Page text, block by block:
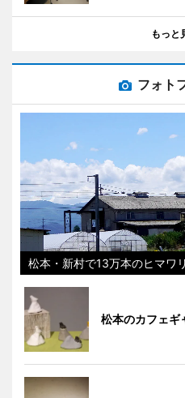
もっと
フォト
松本・新村で13万本のヒマワ
松本のカフェギ